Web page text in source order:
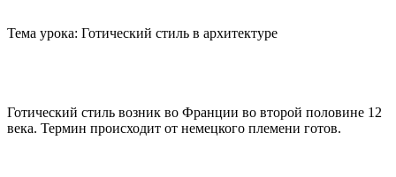
Тема урока: Готический стиль в архитектуре
Готический стиль возник во Франции во второй половине 12
века. Термин происходит от немецкого племени готов.